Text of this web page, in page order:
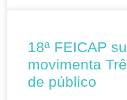
18ª FEICAP
movimenta
de público